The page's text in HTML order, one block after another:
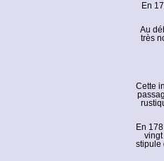
En
Au
très
Cette
En
vingt
stipule